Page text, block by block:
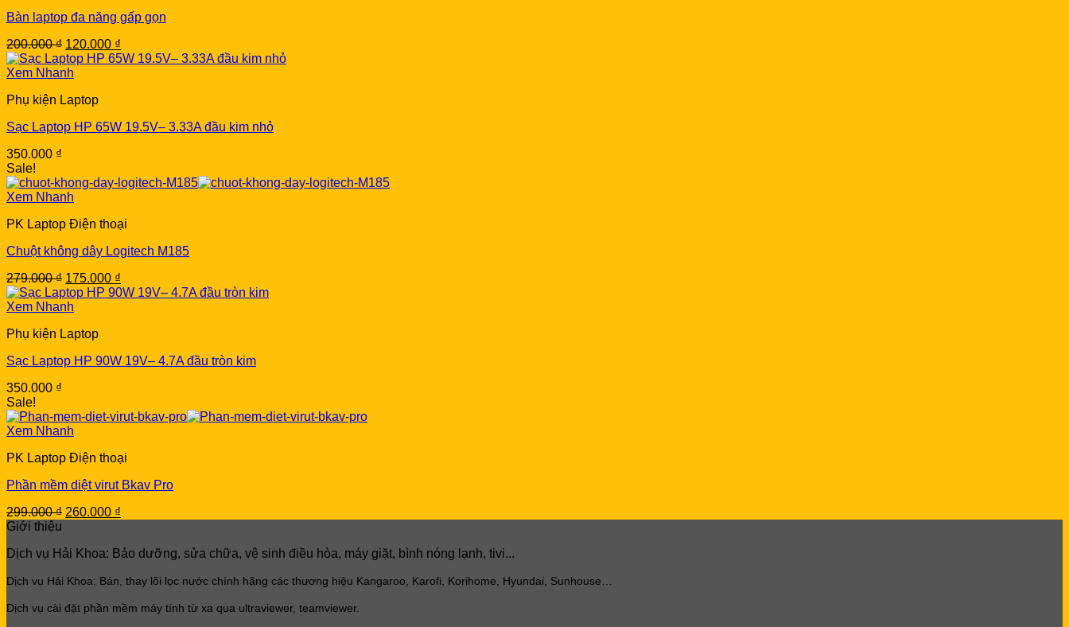
Bàn laptop đa năng gấp gọn
200.000₫ Original
price
was:
120.000 ₫
price
Xem Nhanh
Phụ kiện Laptop
Sạc Laptop HP 65W 19.5V– 3.33A đầu kim nhỏ
350.000 ₫
Sale!
Xem Nhanh
PK Laptop Điện thoại
Chuột không dây Logitech M185
279.000₫ Original
price
was:
175.000 ₫
price
Xem Nhanh
Phụ kiện Laptop
Sạc Laptop HP 90W 19V– 4.7A đầu tròn kim
350.000 ₫
Sale!
Xem Nhanh
PK Laptop Điện thoại
Phần mềm diệt virut Bkav Pro
299.000₫ Original
299.000 ₫.
260.000 ₫
260.000 ₫.
Giới thiệu
Dịch vụ Hải Khoa: Bảo dưỡng, sửa chữa, vệ sinh điều hòa, máy giặt, bình nóng lạnh, tivi...
Dịch vụ Hải Khoa: Bán, thay lõi lọc nước chính hãng các thương hiệu Kangaroo, Karofi, Korihome, Hyundai, Sunhouse…
Dịch vụ cài đặt phần mềm máy tính từ xa qua ultraviewer, teamviewer.